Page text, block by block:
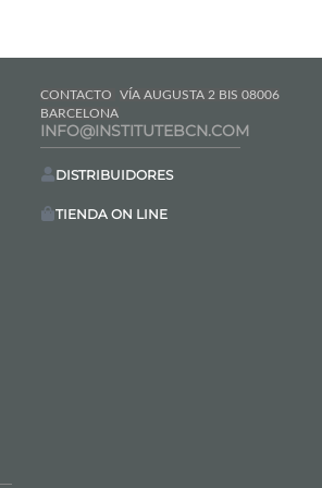
CONTACTO
VÍA AUGUSTA 2 BIS 08006
BARCELONA
INFO@INSTITUTEBCN.COM
DISTRIBUIDORES
TIENDA ON LINE